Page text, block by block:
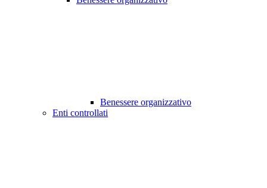
Benessere organizzativo
Enti controllati